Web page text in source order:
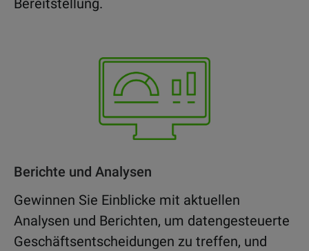
Berichte und Analysen
Gewinnen Sie Einblicke mit aktuellen
Analysen und Berichten, um datengesteuerte
Geschäftsentscheidungen zu treffen, und